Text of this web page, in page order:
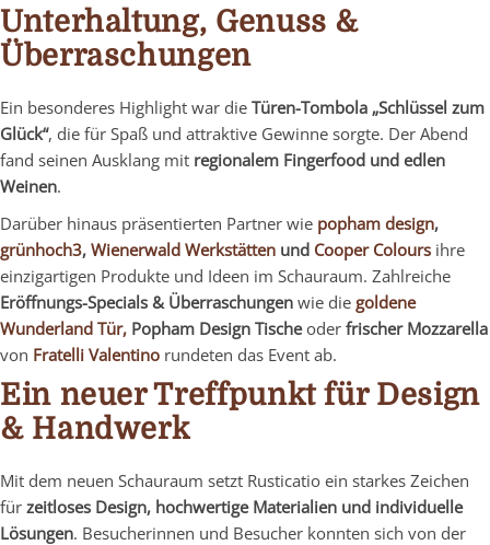
Unterhaltung, Genuss &
Überraschungen
Ein besonderes Highlight war die Türen-Tombola „Schlüssel zum
Glück“, die für Spaß und attraktive Gewinne sorgte. Der Abend
fand seinen Ausklang mit regionalem Fingerfood und edlen
Weinen.
Darüber hinaus präsentierten Partner wie popham design,
grünhoch3, Wienerwald Werkstätten und Cooper Colours ihre
einzigartigen Produkte und Ideen im Schauraum. Zahlreiche
Eröffnungs-Specials & Überraschungen wie die goldene
Wunderland Tür, Popham Design Tischeoder frischer Mozzarella
von Fratelli Valentino rundeten das Event ab.
Ein neuer Treffpunkt für Design
& Handwerk
Mit dem neuen Schauraum setzt Rusticatio ein starkes Zeichen
für zeitloses Design, hochwertige Materialien und individuelle
Lösungen. Besucherinnen und Besucher konnten sich von der